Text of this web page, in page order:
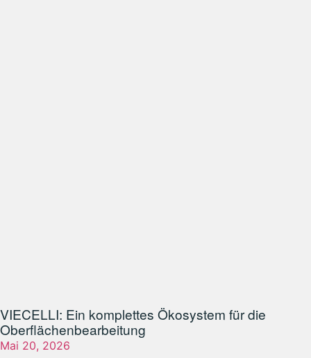
VIECELLI: Ein komplettes Ökosystem für die
Oberflächenbearbeitung
Mai 20, 2026